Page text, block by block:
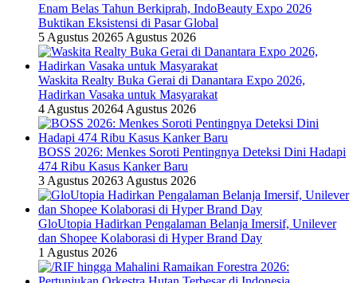
Enam Belas Tahun Berkiprah, IndoBeauty Expo 2026
Buktikan Eksistensi di Pasar Global
5 Agustus 20265 Agustus 2026
Waskita Realty Buka Gerai di Danantara Expo 2026,
Hadirkan Vasaka untuk Masyarakat
4 Agustus 20264 Agustus 2026
BOSS 2026: Menkes Soroti Pentingnya Deteksi Dini Hadapi
474 Ribu Kasus Kanker Baru
3 Agustus 20263 Agustus 2026
GloUtopia Hadirkan Pengalaman Belanja Imersif, Unilever
dan Shopee Kolaborasi di Hyper Brand Day
1 Agustus 2026